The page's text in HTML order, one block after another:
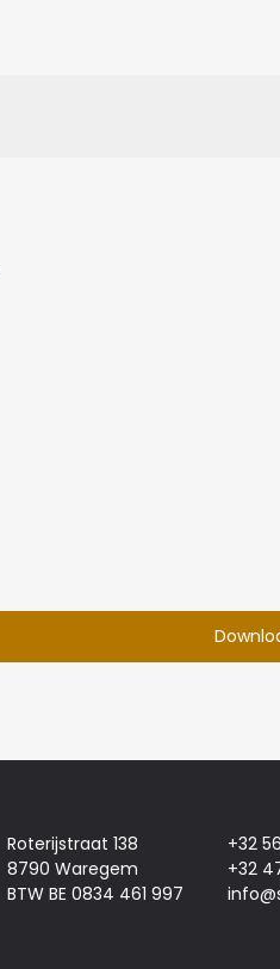
+32
+32
Roterijstraat 138
8790 Waregem
BTW BE 0834 461 997